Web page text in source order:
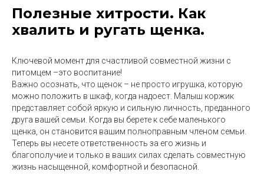
Полезные хитрости. Как
хвалить и ругать щенка.
Ключевой момент для счастливой совместной жизни с
питомцем –это воспитание!
Важно осознать, что щенок – не просто игрушка, которую
можно положить в шкаф, когда надоест. Малыш коржик
представляет собой яркую и сильную личность, преданного
друга вашей семьи. Когда вы берете к себе маленького
щенка, он становится вашим полноправным членом семьи.
Теперь вы несете ответственность за его жизнь и
благополучие и только в ваших силах сделать совместную
жизнь насыщенной, комфортной и безопасной.